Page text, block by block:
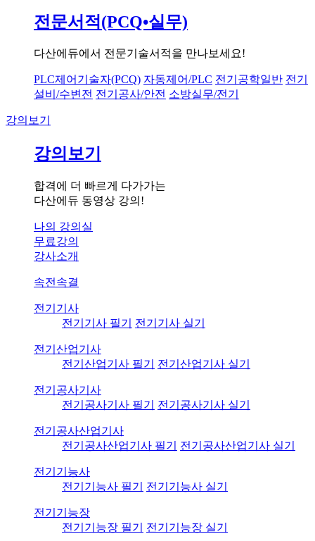
전문서적(PCQ•실무)
다산에듀에서 전문기술서적을 만나보세요!
PLC제어기술자(PCQ) 자동제어/PLC 전기공학일반 전기
설비/수변전 전기공사/안전 소방실무/전기
강의보기
강의보기
합격에 더 빠르게 다가가는
다산에듀 동영상 강의!
나의 강의실
무료강의
강사소개
속전속결
전기기사
전기기사 필기
전기기사 실기
전기산업기사
전기산업기사 필기
전기산업기사 실기
전기공사기사
전기공사기사 필기
전기공사기사 실기
전기공사산업기사
전기공사산업기사 필기
전기공사산업기사 실기
전기기능사
전기기능사 필기
전기기능사 실기
전기기능장
전기기능장 필기
전기기능장 실기